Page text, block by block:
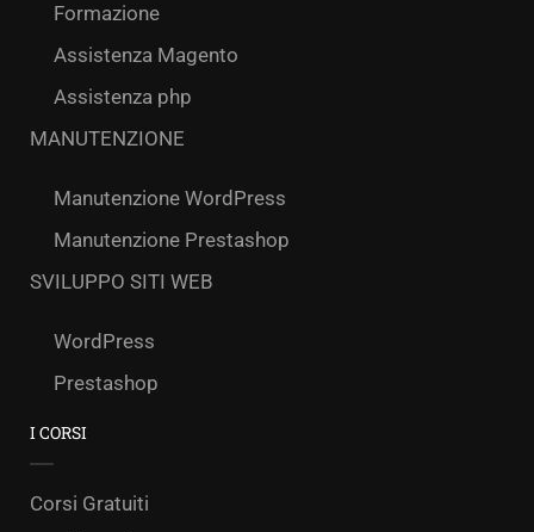
Formazione
Assistenza Magento
Assistenza php
MANUTENZIONE
Manutenzione WordPress
Manutenzione Prestashop
SVILUPPO SITI WEB
WordPress
Prestashop
I CORSI
Corsi Gratuiti